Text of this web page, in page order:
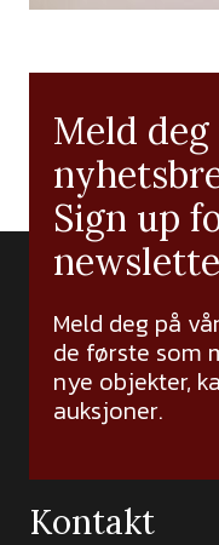
Meld
Sign up
Meld deg på
de første som
nye objekter,
auksjoner.
Kontakt